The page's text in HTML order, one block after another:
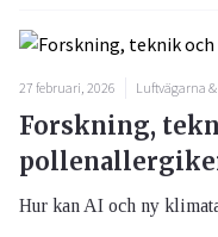
27 februari, 2026 Luftvägarna
Forskning,
Hur kan AI och ny